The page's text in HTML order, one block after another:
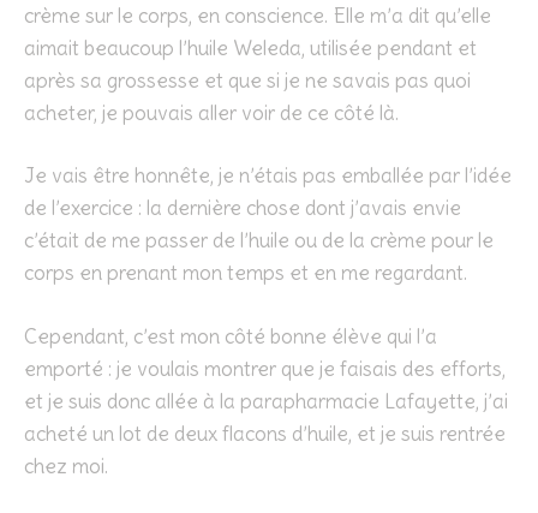
crème sur le corps, en conscience. Elle m’a dit qu’elle
aimait beaucoup l’huile Weleda, utilisée pendant et
après sa grossesse et que si je ne savais pas quoi
acheter, je pouvais aller voir de ce côté là.
Je vais être honnête, je n’étais pas emballée par l’idée
de l’exercice : la dernière chose dont j’avais envie
c’était de me passer de l’huile ou de la crème pour le
corps en prenant mon temps et en me regardant.
Cependant, c’est mon côté bonne élève qui l’a
emporté : je voulais montrer que je faisais des efforts,
et je suis donc allée à la parapharmacie Lafayette, j’ai
acheté un lot de deux flacons d’huile, et je suis rentrée
chez moi.